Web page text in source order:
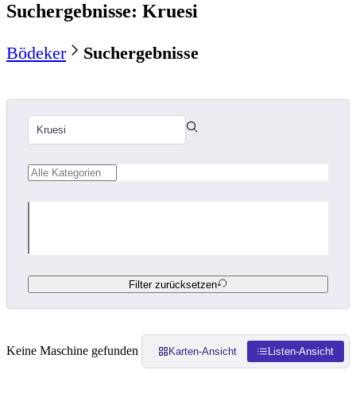
Suchergebnisse: Kruesi
Bödeker Suchergebnisse
Filter zurücksetzen
Keine Maschine gefunden Karten-Ansicht Listen-Ansicht